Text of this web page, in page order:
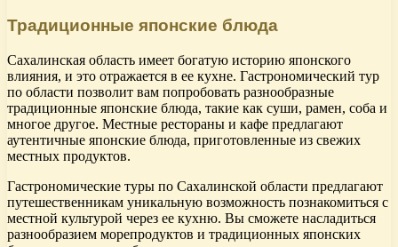
Традиционные японские блюда
Сахалинская область имеет богатую историю японского
влияния, и это отражается в ее кухне. Гастрономический тур
по области позволит вам попробовать разнообразные
традиционные японские блюда, такие как суши, рамен, соба и
многое другое. Местные рестораны и кафе предлагают
аутентичные японские блюда, приготовленные из свежих
местных продуктов.
Гастрономические туры по Сахалинской области предлагают
путешественникам уникальную возможность познакомиться с
местной культурой через ее кухню. Вы сможете насладиться
разнообразием морепродуктов и традиционных японских